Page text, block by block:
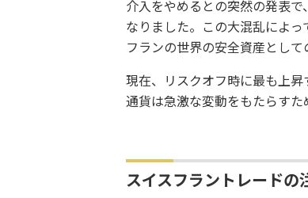
介入をやめるとの突然の発表
なりました。この大混乱によ
フランの世界の安全資産として
現在、リスクオフ時に最も上
通貨は急激な変動をもたらすた
スイスフラントレードの